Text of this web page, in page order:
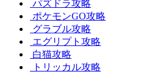
パズドラ攻略
ポケモンGO攻略
グラブル攻略
エグリプト攻略
白猫攻略
トリッカル攻略